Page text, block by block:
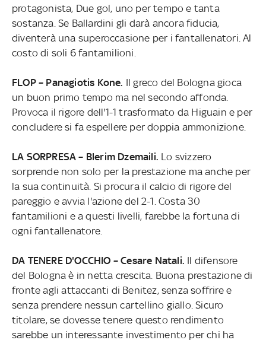
protagonista, Due gol, uno per tempo e tanta
sostanza. Se Ballardini gli darà ancora fiducia,
diventerà una superoccasione per i fantallenatori. Al
costo di soli 6 fantamilioni.
FLOP – Panagiotis Kone. Il greco del Bologna gioca
un buon primo tempo ma nel secondo affonda.
Provoca il rigore dell'1-1 trasformato da Higuain e per
concludere si fa espellere per doppia ammonizione.
LA SORPRESA – Blerim Dzemaili. Lo svizzero
sorprende non solo per la prestazione ma anche per
la sua continuità. Si procura il calcio di rigore del
pareggio e avvia l'azione del 2-1. Costa 30
fantamilioni e a questi livelli, farebbe la fortuna di
ogni fantallenatore.
DA TENERE D'OCCHIO – Cesare Natali. Il difensore
del Bologna è in netta crescita. Buona prestazione di
fronte agli attaccanti di Benitez, senza soffrire e
senza prendere nessun cartellino giallo. Sicuro
titolare, se dovesse tenere questo rendimento
sarebbe un interessante investimento per chi ha